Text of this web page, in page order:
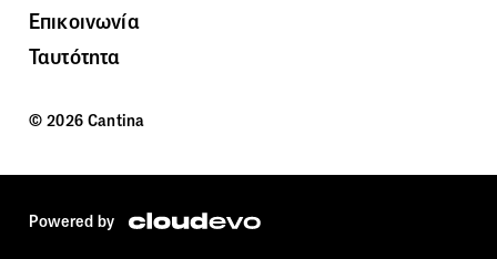
Επικοινωνία
Ταυτότητα
© 2026 Cantina
Powered by